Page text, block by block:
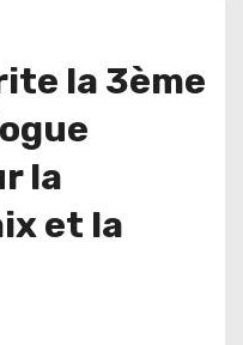
la 3ème
la
et la